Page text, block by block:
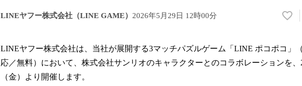
LINEヤフー株式会社（LINE GAME） 2026年5月29日 12時00分
い
！
数
LINEヤフー株式会社は、当社が展開する3マッチパズルゲーム「LINE ポコポコ」
応／無料）において、株式会社サンリオのキャラクターとのコラボレーションを、
（金）より開催します。